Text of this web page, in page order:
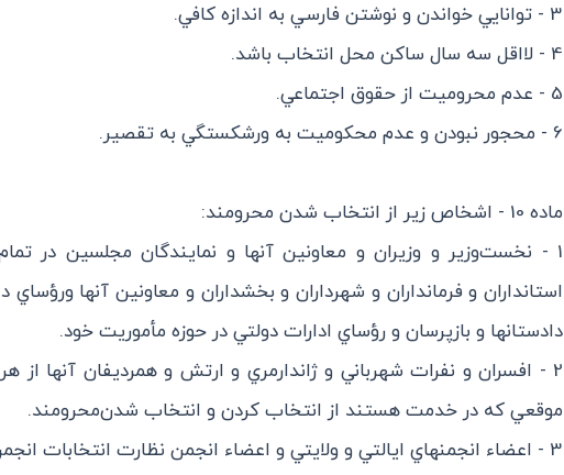
3 - توانايي خواندن و نوشتن فارسي به اندازه كافي.
4 - لااقل سه سال ساكن محل انتخاب باشد.
5 - عدم محروميت از حقوق اجتماعي.
6 - محجور نبودن و عدم محكوميت به ورشكستگي به تقصير.
ماده 10 - اشخاص زير از انتخاب شدن محرومند:
1 - نخست‌وزير و وزيران و معاونين آنها و نمايندگان مجلسين در
استانداران و فرمانداران و شهرداران و بخشداران و معاونين آنها و‌رؤساي
دادستانها و بازپرسان و رؤساي ادارات دولتي در حوزه مأموريت خود.
2 - افسران و نفرات شهرباني و ژاندارمري و ارتش و همرديفان آنها از
موقعي كه در خدمت هستند از انتخاب كردن و انتخاب شدن‌محرومند.
3 - اعضاء انجمنهاي ايالتي و ولايتي و اعضاء انجمن نظارت انتخابات